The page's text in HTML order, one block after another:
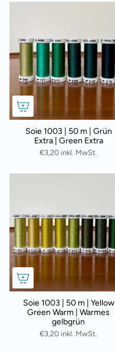
Soie 1003 | 50 m | Grün
Extra | Green Extra
€3,20 inkl. MwSt.
Soie 1003 | 50 m | Yellow
Green Warm | Warmes
gelbgrün
€3,20 inkl. MwSt.